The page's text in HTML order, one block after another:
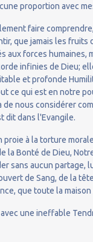
proportion avec
faire
que jamais les fruits
aux forces humaines,
infinies de Dieu;
et profonde
ce qui est en notre
de nous considérer
dit dans l'Evangile.
proie à la torture
la Bonté de Dieu,
sans aucun partage,
de Sang, de la
que toute la
une ineffable